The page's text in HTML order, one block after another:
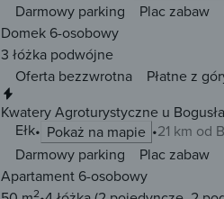
Darmowy parking Plac zabaw
Domek 6-osobowy
3 łóżka podwójne
Oferta bezzwrotna
Płatne z
Kwatery Agroturystyczne u
Ełk
Pokaż na mapie 21 km od
Darmowy parking Plac zabaw
Apartament 6-osobowy
2